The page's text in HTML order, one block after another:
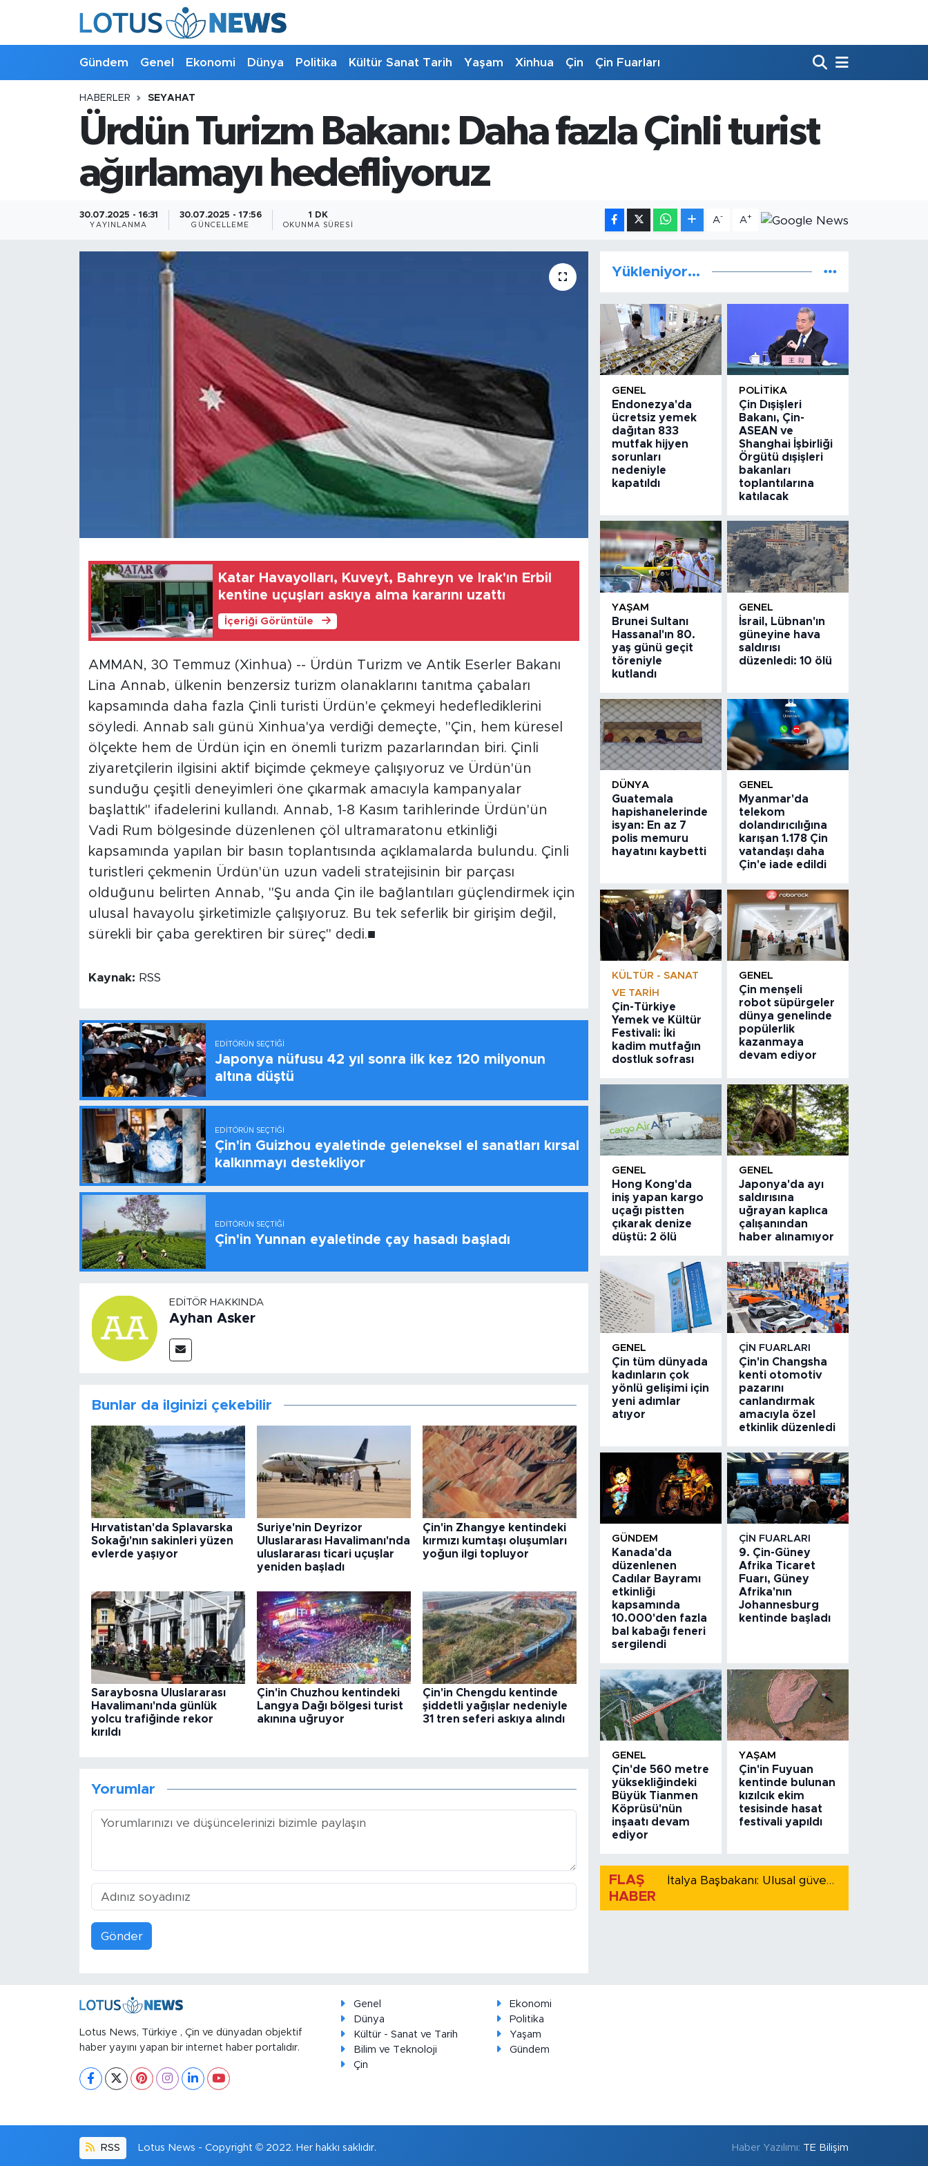
Gündem Genel Ekonomi Dünya Politika Kültür Sanat Tarih Yaşam Xinhua Çin Çin Fuarları
HABERLER SEYAHAT
Ürdün Turizm Bakanı: Daha fazla Çinli turist
ağırlamayı hedefliyoruz
30.07.2025 - 16:31
YAYINLANMA
30.07.2025 - 17:56
GÜNCELLEME
1 DK
OKUNMA SÜRESI
A- A+
Katar Havayolları, Kuveyt, Bahreyn ve Irak'ın Erbil
kentine uçuşları askıya alma kararını uzattı
İçeriği Görüntüle
AMMAN, 30 Temmuz (Xinhua) -- Ürdün Turizm ve Antik Eserler Bakanı
Lina Annab, ülkenin benzersiz turizm olanaklarını tanıtma çabaları
kapsamında daha fazla Çinli turisti Ürdün'e çekmeyi hedeflediklerini
söyledi. Annab salı günü Xinhua'ya verdiği demeçte, "Çin, hem küresel
ölçekte hem de Ürdün için en önemli turizm pazarlarından biri. Çinli
ziyaretçilerin ilgisini aktif biçimde çekmeye çalışıyoruz ve Ürdün'ün
sunduğu çeşitli deneyimleri öne çıkarmak amacıyla kampanyalar
başlattık" ifadelerini kullandı. Annab, 1-8 Kasım tarihlerinde Ürdün'ün
Vadi Rum bölgesinde düzenlenen çöl ultramaratonu etkinliği
kapsamında yapılan bir basın toplantısında açıklamalarda bulundu. Çinli
turistleri çekmenin Ürdün'ün uzun vadeli stratejisinin bir parçası
olduğunu belirten Annab, "Şu anda Çin ile bağlantıları güçlendirmek için
ulusal havayolu şirketimizle çalışıyoruz. Bu tek seferlik bir girişim değil,
sürekli bir çaba gerektiren bir süreç" dedi.■
Kaynak: RSS
EDITÖRÜN SEÇTIĞI
Japonya nüfusu 42 yıl sonra ilk kez 120 milyonun
altına düştü
EDITÖRÜN SEÇTIĞI
Çin'in Guizhou eyaletinde geleneksel el sanatları kırsal
kalkınmayı destekliyor
EDITÖRÜN SEÇTIĞI
Çin'in Yunnan eyaletinde çay hasadı başladı
EDITÖR HAKKINDA
Ayhan Asker
Bunlar da ilginizi çekebilir
Hırvatistan'da Splavarska
Sokağı'nın sakinleri yüzen
evlerde yaşıyor
Suriye'nin Deyrizor
Uluslararası Havalimanı'nda
uluslararası ticari uçuşlar
yeniden başladı
Çin'in Zhangye kentindeki
kırmızı kumtaşı oluşumları
yoğun ilgi topluyor
Saraybosna Uluslararası
Havalimanı'nda günlük
yolcu trafiğinde rekor
kırıldı
Çin'in Chuzhou kentindeki
Langya Dağı bölgesi turist
akınına uğruyor
Çin'in Chengdu kentinde
şiddetli yağışlar nedeniyle
31 tren seferi askıya alındı
Yorumlar
Gönder
Yükleniyor...
GENEL
Endonezya'da
ücretsiz yemek
dağıtan 833
mutfak hijyen
sorunları
nedeniyle
kapatıldı
POLITIKA
Çin Dışişleri
Bakanı, Çin-
ASEAN ve
Shanghai İşbirliği
Örgütü dışişleri
bakanları
toplantılarına
katılacak
YAŞAM
Brunei Sultanı
Hassanal'ın 80.
yaş günü geçit
töreniyle
kutlandı
GENEL
İsrail, Lübnan'ın
güneyine hava
saldırısı
düzenledi: 10 ölü
DÜNYA
Guatemala
hapishanelerinde
isyan: En az 7
polis memuru
hayatını kaybetti
GENEL
Myanmar'da
telekom
dolandırıcılığına
karışan 1.178 Çin
vatandaşı daha
Çin'e iade edildi
KÜLTÜR - SANAT
VE TARIH
Çin-Türkiye
Yemek ve Kültür
Festivali: İki
kadim mutfağın
dostluk sofrası
GENEL
Çin menşeli
robot süpürgeler
dünya genelinde
popülerlik
kazanmaya
devam ediyor
GENEL
Hong Kong'da
iniş yapan kargo
uçağı pistten
çıkarak denize
düştü: 2 ölü
GENEL
Japonya'da ayı
saldırısına
uğrayan kaplıca
çalışanından
haber alınamıyor
GENEL
Çin tüm dünyada
kadınların çok
yönlü gelişimi için
yeni adımlar
atıyor
ÇIN FUARLARI
Çin'in Changsha
kenti otomotiv
pazarını
canlandırmak
amacıyla özel
etkinlik düzenledi
GÜNDEM
Kanada'da
düzenlenen
Cadılar Bayramı
etkinliği
kapsamında
10.000'den fazla
bal kabağı feneri
sergilendi
ÇIN FUARLARI
9. Çin-Güney
Afrika Ticaret
Fuarı, Güney
Afrika'nın
Johannesburg
kentinde başladı
GENEL
Çin'de 560 metre
yüksekliğindeki
Büyük Tianmen
Köprüsü'nün
inşaatı devam
ediyor
YAŞAM
Çin'in Fuyuan
kentinde bulunan
kızılcık ekim
tesisinde hasat
festivali yapıldı
FLAŞ
HABER
İtalya Başbakanı: Ulusal güvenliği korumak için İspanya ile Schengen kapsamındaki serbest dolaşımı askıya alıyoruz
Lotus News, Türkiye , Çin ve dünyadan objektif
haber yayını yapan bir internet haber portalıdır.
Genel
Ekonomi
Dünya
Politika
Kültür - Sanat ve Tarih
Yaşam
Bilim ve Teknoloji
Gündem
Çin
RSS Lotus News - Copyright © 2022. Her hakkı saklıdır. Haber Yazılımı: TE Bilişim
Kültür - Sanat ve Tarih